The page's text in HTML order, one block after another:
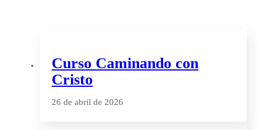
Curso Caminando con
Cristo
26 de abril de 2026